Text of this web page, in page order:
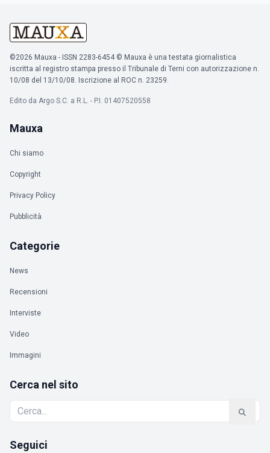
©2026 Mauxa - ISSN 2283-6454 © Mauxa è una testata giornalistica
iscritta al registro stampa presso il Tribunale di Terni con autorizzazione n.
10/08 del 13/10/08. Iscrizione al ROC n. 23259.
Edito da Argo S.C. a R.L. - P.I. 01407520558
Mauxa
Chi siamo
Copyright
Privacy Policy
Pubblicità
Categorie
News
Recensioni
Interviste
Video
Immagini
Cerca nel sito
Seguici